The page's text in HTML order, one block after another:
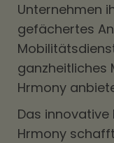
Unternehmen
gefächertes
ganzheitliches
Hrmony
Das
Hrmony